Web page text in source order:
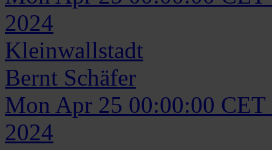
2024
Kleinwallstadt
Bernt Schäfer
Mon Apr 25 00:00:00 CET
2024